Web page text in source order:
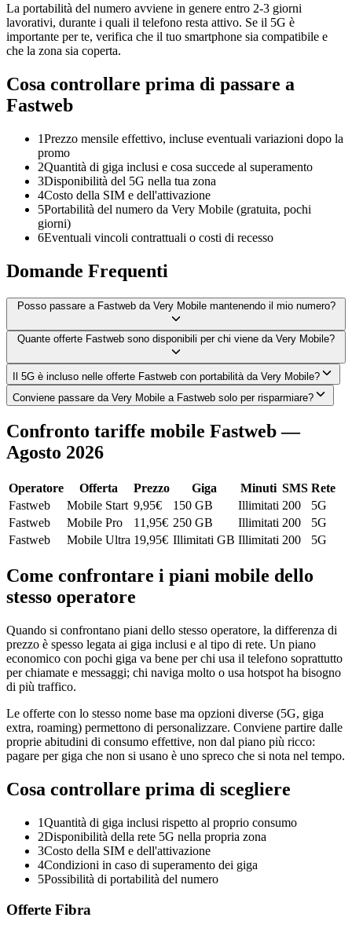
La portabilità del numero avviene in genere entro 2-3 giorni
lavorativi, durante i quali il telefono resta attivo. Se il 5G è
importante per te, verifica che il tuo smartphone sia compatibile e
che la zona sia coperta.
Cosa controllare prima di passare a
Fastweb
1Prezzo mensile effettivo, incluse eventuali variazioni dopo la
promo
2Quantità di giga inclusi e cosa succede al superamento
3Disponibilità del 5G nella tua zona
4Costo della SIM e dell'attivazione
5Portabilità del numero da Very Mobile (gratuita, pochi
giorni)
6Eventuali vincoli contrattuali o costi di recesso
Domande Frequenti
Posso passare a Fastweb da Very Mobile mantenendo il mio numero?
Quante offerte Fastweb sono disponibili per chi viene da Very Mobile?
Il 5G è incluso nelle offerte Fastweb con portabilità da Very Mobile?
Conviene passare da Very Mobile a Fastweb solo per risparmiare?
Confronto tariffe mobile Fastweb —
Agosto 2026
Operatore Offerta Prezzo Giga Minuti SMS Rete
Fastweb
Mobile Start 9,95€ 150 GB Illimitati 200
5G
Fastweb
Mobile Pro 11,95€ 250 GB Illimitati 200
5G
Fastweb
Mobile Ultra 19,95€ Illimitati GB Illimitati 200 5G
Come confrontare i piani mobile dello
stesso operatore
Quando si confrontano piani dello stesso operatore, la differenza di
prezzo è spesso legata ai giga inclusi e al tipo di rete. Un piano
economico con pochi giga va bene per chi usa il telefono soprattutto
per chiamate e messaggi; chi naviga molto o usa hotspot ha bisogno
di più traffico.
Le offerte con lo stesso nome base ma opzioni diverse (5G, giga
extra, roaming) permettono di personalizzare. Conviene partire dalle
proprie abitudini di consumo effettive, non dal piano più ricco:
pagare per giga che non si usano è uno spreco che si nota nel tempo.
Cosa controllare prima di scegliere
1Quantità di giga inclusi rispetto al proprio consumo
2Disponibilità della rete 5G nella propria zona
3Costo della SIM e dell'attivazione
4Condizioni in caso di superamento dei giga
5Possibilità di portabilità del numero
Offerte Fibra